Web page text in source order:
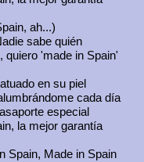
ah...)
sabe quién
quiero 'made in Spain'
en su piel
cada día
especial
la mejor garantía
Spain, Made in Spain